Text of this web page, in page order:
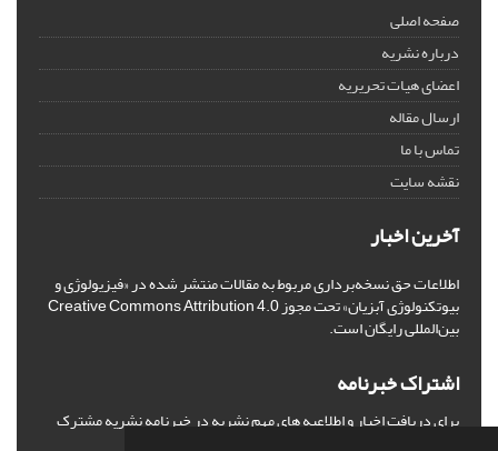
صفحه اصلی
درباره نشریه
اعضای هیات تحریریه
ارسال مقاله
تماس با ما
نقشه سایت
آخرین اخبار
اطلاعات حق نسخه‌برداری مربوط به مقالات منتشر شده در «فیزیولوژی و
بیوتکنولوژی آبزیان» تحت مجوز Creative Commons Attribution 4.0
بین‌المللی رایگان است.
اشتراک خبرنامه
برای دریافت اخبار و اطلاعیه های مهم نشریه در خبرنامه نشریه مشترک